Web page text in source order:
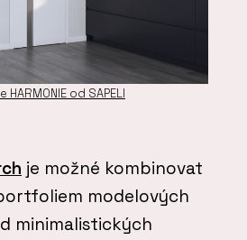
od SAPELI
je možné kombinovat
modelových
minimalistických